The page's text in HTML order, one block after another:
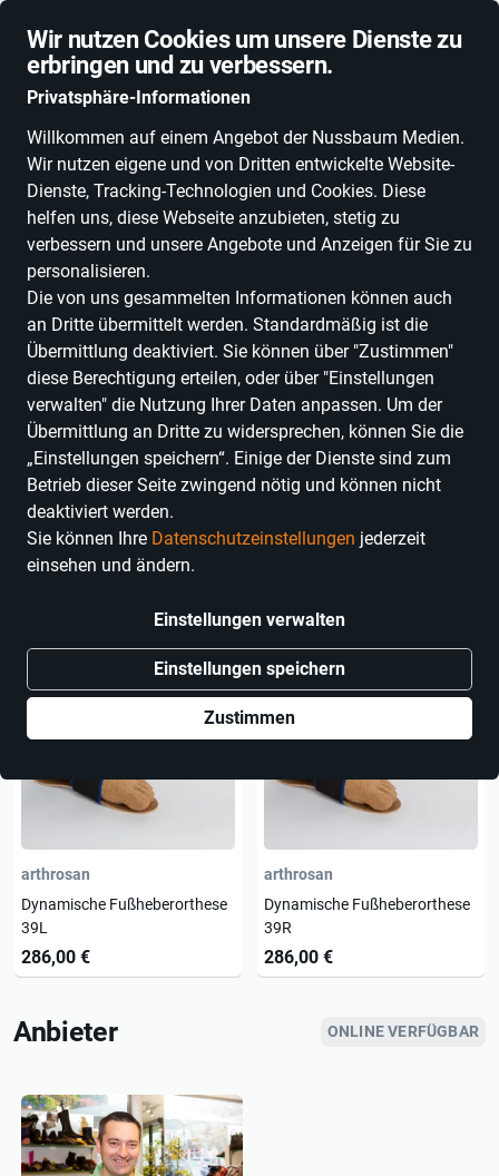
Wir nutzen Cookies um unsere Dienste zu
erbringen und zu verbessern.
Privatsphäre-Informationen
Willkommen auf einem Angebot der Nussbaum Medien.
Wir nutzen eigene und von Dritten entwickelte Website-
Dienste, Tracking-Technologien und Cookies. Diese
helfen uns, diese Webseite anzubieten, stetig zu
verbessern und unsere Angebote und Anzeigen für Sie zu
personalisieren.
Die von uns gesammelten Informationen können auch
an Dritte übermittelt werden. Standardmäßig ist die
Übermittlung deaktiviert. Sie können über "Zustimmen"
diese Berechtigung erteilen, oder über "Einstellungen
verwalten" die Nutzung Ihrer Daten anpassen. Um der
Übermittlung an Dritte zu widersprechen, können Sie die
„Einstellungen speichern“. Einige der Dienste sind zum
Betrieb dieser Seite zwingend nötig und können nicht
deaktiviert werden.
Sie können Ihre Datenschutzeinstellungen jederzeit
einsehen und ändern.
Einstellungen verwalten
Einstellungen speichern
Zustimmen
ALLE KATEGORIEN NEUHEITEN DEALS ESSEN, TRINKEN &
arthrosan
Alle Produkte
ALLE FILTER
arthrosan
Dynamische Fußheberorthese
39L
286,00 €
arthrosan
Dynamische Fußheberorthese
39R
286,00 €
Anbieter ONLINE VERFÜGBAR